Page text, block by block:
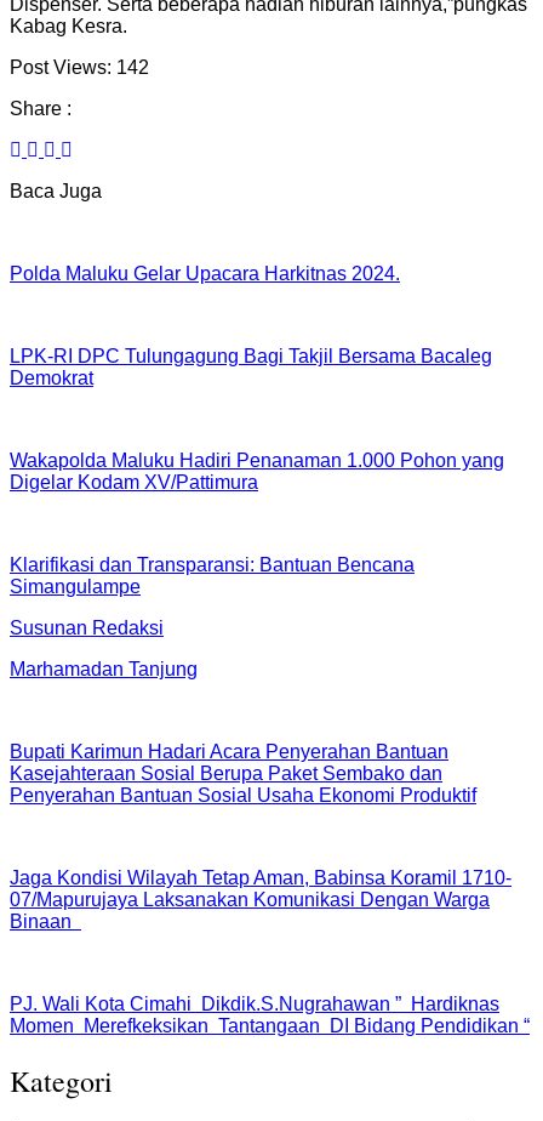
Kabag Kesra.
Post Views: 142
Share :
Baca Juga
Polda Maluku Gelar Upacara Harkitnas 2024.
LPK-RI DPC Tulungagung Bagi Takjil Bersama Bacaleg
Demokrat
Wakapolda Maluku Hadiri Penanaman 1.000 Pohon yang
Digelar Kodam XV/Pattimura
Klarifikasi dan Transparansi: Bantuan Bencana
Simangulampe
Susunan Redaksi
Marhamadan Tanjung
Bupati Karimun Hadari Acara Penyerahan Bantuan
Kasejahteraan Sosial Berupa Paket Sembako dan
Penyerahan Bantuan Sosial Usaha Ekonomi Produktif
Jaga Kondisi Wilayah Tetap Aman, Babinsa Koramil 1710-
07/Mapurujaya Laksanakan Komunikasi Dengan Warga
Binaan
PJ. Wali Kota Cimahi Dikdik.S.Nugrahawan ” Hardiknas
Momen Merefkeksikan Tantangaan DI Bidang Pendidikan “
Kategori